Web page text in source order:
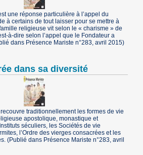
une réponse particulière à l’appel du
à certains de tout laisser pour se mettre à
religieuse vit selon le « charisme » de
à-dire selon l’appel que le Fondateur a
dans Présence Mariste n°283, avril 2015)
dans sa diversité
traditionnellement les formes de vie
apostolique, monastique et
séculiers, les Sociétés de vie
l’Ordre des vierges consacrées et les
(Publié dans Présence Mariste n°283, avril